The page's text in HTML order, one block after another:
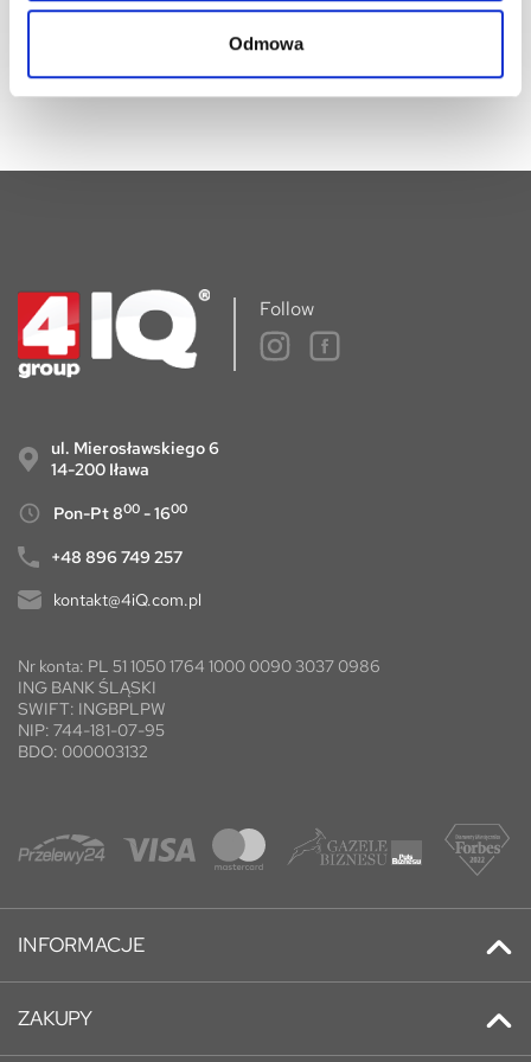
Odmowa
informacji handlowych drogą elektroniczną.
Follow
ul. Mierosławskiego 6
14-200 Iława
Pon-Pt 800 - 1600
+48 896 749 257
kontakt@4iQ.com.pl
Nr konta: PL 51 1050 1764 1000 0090 3037 0986
ING BANK ŚLĄSKI
SWIFT: INGBPLPW
NIP: 744-181-07-95
BDO: 000003132
INFORMACJE
Kontakt
Promocje
ZAKUPY